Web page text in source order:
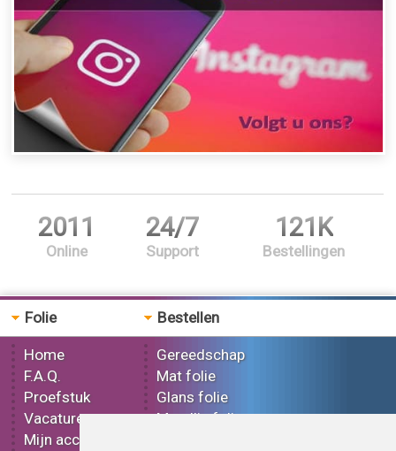
2011
Online
24/7
Support
121K
Bestellingen
Folie
Home
F.A.Q.
Proefstuk
Vacatures
Mijn account
Bestellen
Gereedschap
Mat folie
Glans folie
Metallic folie